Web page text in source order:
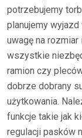
potrzebujemy
planujemy
uwagę na
wszystkie
ramion czy
dobrze dobrany
użytkowania.
funkcje takie jak
regulacji pasków